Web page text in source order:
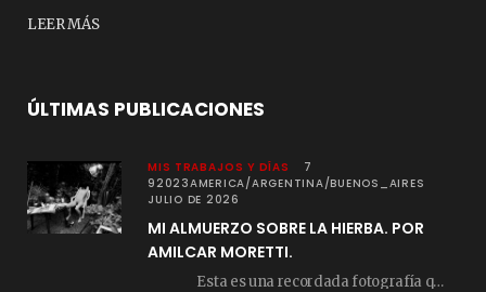
LEER MÁS
ÚLTIMAS PUBLICACIONES
MIS TRABAJOS Y DÍAS
7
92023AMERICA/ARGENTINA/BUENOS_AIRES
JULIO DE 2026
MI ALMUERZO SOBRE LA HIERBA. POR
AMILCAR MORETTI.
Esta es una recordada fotografía que registré…